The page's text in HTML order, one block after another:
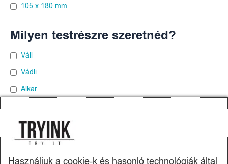
105 x 180 mm
Milyen testrészre szeretnéd?
Váll
Vádli
Alkar
Hát
Mellkas
Használjuk a cookie-k és hasonló technológiák által